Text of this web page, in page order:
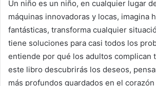
Un niño es un niño, en cualquier lugar
máquinas innovadoras y locas, imagina
fantásticas, transforma cualquier
tiene soluciones para casi todos los
entiende por qué los adultos complican
este libro descubrirás los deseos,
más profundos guardados en el